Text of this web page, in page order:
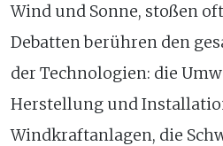
Wind und Sonne, stoßen
Debatten berühren den
der Technologien: die
Herstellung und
Windkraftanlagen, die